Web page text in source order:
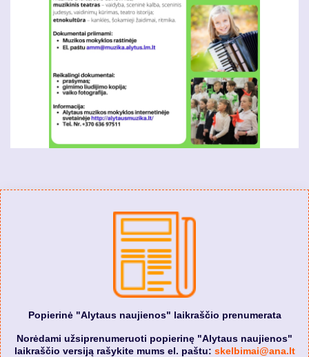
Popierinė "Alytaus naujienos" laikraščio prenumerata
Norėdami užsiprenumeruoti popierinę "Alytaus naujienos"
laikraščio versiją rašykite mums el. paštu: skelbimai@ana.lt